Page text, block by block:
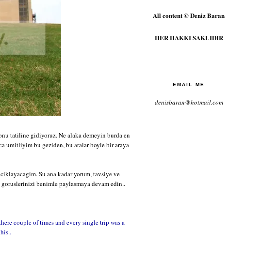
tatiline gidiyoruz. Ne alaka demeyin burda en
umitliyim bu geziden, bu aralar boyle bir araya
Su ana kadar yorum, tavsiye ve
benimle paylasmaya devam edin..
couple of times and every single trip was a
All content © Deniz Baran
HER HAKKI SAKLIDIR
EMAIL ME
denisbaran@hotmail.com